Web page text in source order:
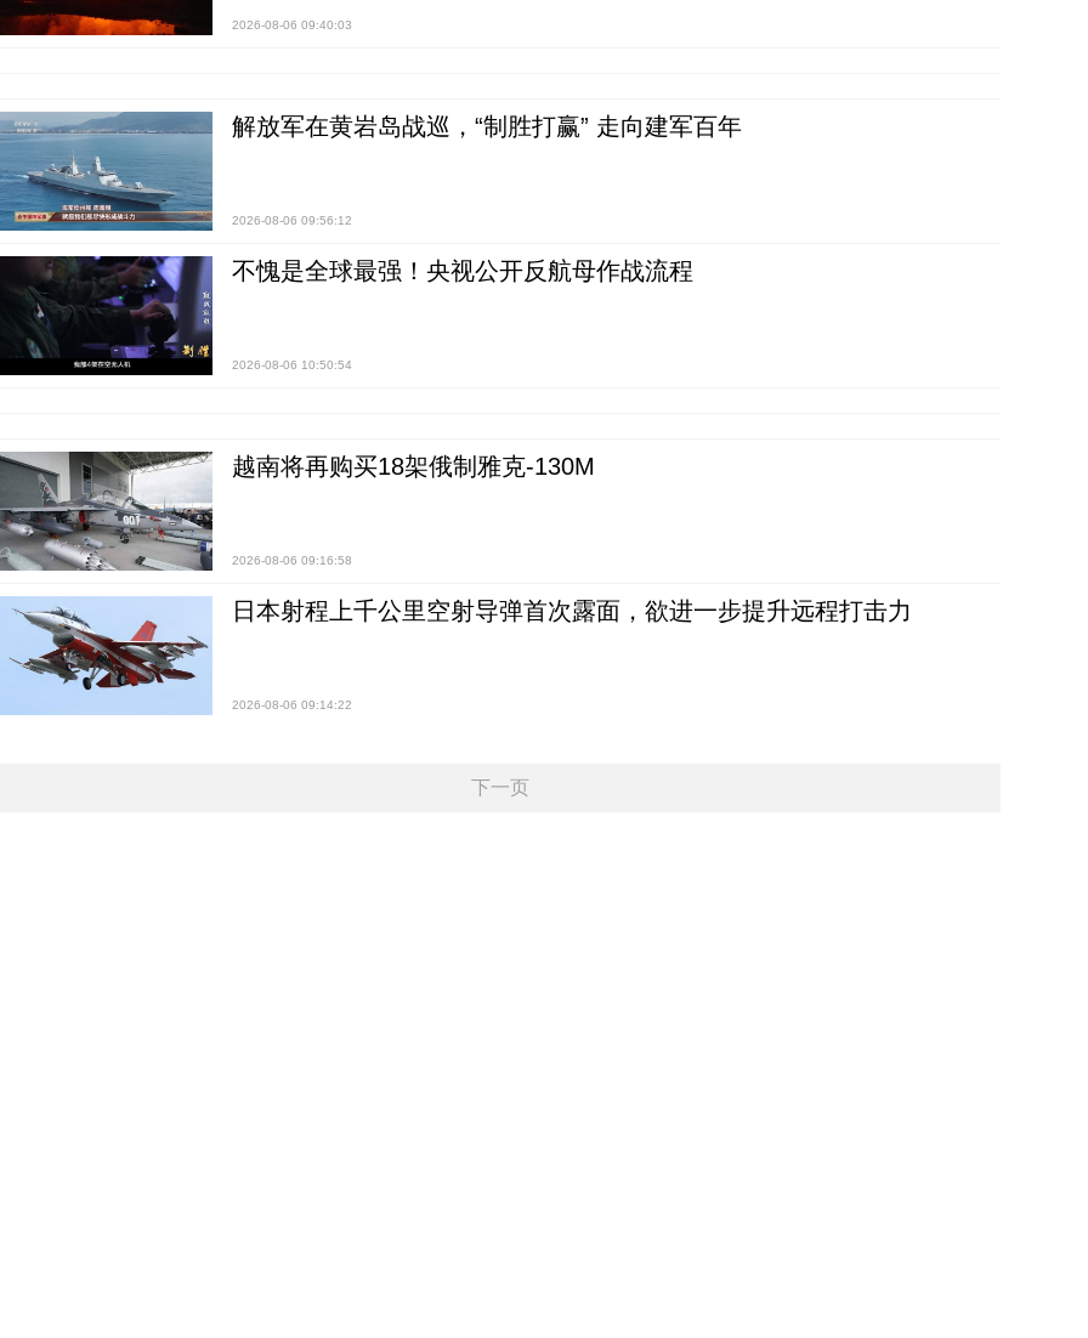
2026-08-06 09:40:03
解放军在黄岩岛战巡，“制胜打赢” 走向建军百年
2026-08-06 09:56:12
不愧是全球最强！央视公开反航母作战流程
2026-08-06 10:50:54
越南将再购买18架俄制雅克-130M
2026-08-06 09:16:58
日本射程上千公里空射导弹首次露面，欲进一步提升远程打击力
2026-08-06 09:14:22
下一页